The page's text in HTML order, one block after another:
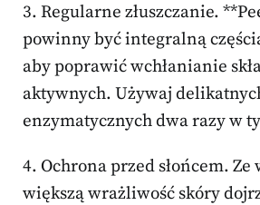
3. Regularne złuszczanie.
powinny być integralną
aby poprawić wchłanianie
aktywnych. Używaj
enzymatycznych dwa razy w
4. Ochrona przed słońcem. Ze
większą wrażliwość skóry